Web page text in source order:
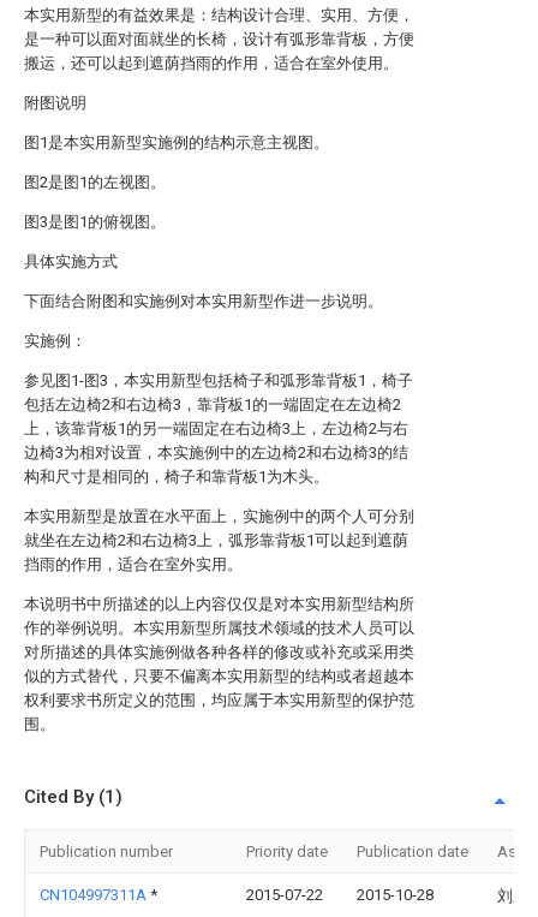
本实用新型的有益效果是：结构设计合理、实用、方便，
是一种可以面对面就坐的长椅，设计有弧形靠背板，方便
搬运，还可以起到遮荫挡雨的作用，适合在室外使用。
附图说明
图1是本实用新型实施例的结构示意主视图。
图2是图1的左视图。
图3是图1的俯视图。
具体实施方式
下面结合附图和实施例对本实用新型作进一步说明。
实施例：
参见图1-图3，本实用新型包括椅子和弧形靠背板1，椅子
包括左边椅2和右边椅3，靠背板1的一端固定在左边椅2
上，该靠背板1的另一端固定在右边椅3上，左边椅2与右
边椅3为相对设置，本实施例中的左边椅2和右边椅3的结
构和尺寸是相同的，椅子和靠背板1为木头。
本实用新型是放置在水平面上，实施例中的两个人可分别
就坐在左边椅2和右边椅3上，弧形靠背板1可以起到遮荫
挡雨的作用，适合在室外实用。
本说明书中所描述的以上内容仅仅是对本实用新型结构所
作的举例说明。本实用新型所属技术领域的技术人员可以
对所描述的具体实施例做各种各样的修改或补充或采用类
似的方式替代，只要不偏离本实用新型的结构或者超越本
权利要求书所定义的范围，均应属于本实用新型的保护范
围。
Cited By (1)
Publication number Priority date Publication date
CN104997311A * 2015-07-22 2015-10-28 刘宏